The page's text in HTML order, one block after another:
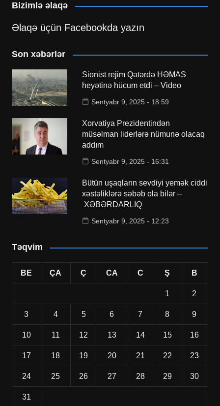
Bizimlə əlaqə
Əlaqə üçün Facebookda yazın
Son xəbərlər
Sionist rejim Qətərdə HƏMAS
heyətinə hücum etdi – Video
Sentyabr 9, 2025 - 18:59
Xorvatiya Prezidentindən
müsəlman liderlərə nümunə olacaq
addım
Sentyabr 9, 2025 - 16:31
Bütün uşaqların sevdiyi yemək ciddi
xəstəliklərə səbəb ola bilər –
XƏBƏRDARLIQ
Sentyabr 9, 2025 - 12:23
Təqvim
BE ÇA Ç CA C Ş B
1 2
3 4 5 6 7 8 9
10 11 12 13 14 15 16
17 18 19 20 21 22 23
24 25 26 27 28 29 30
31